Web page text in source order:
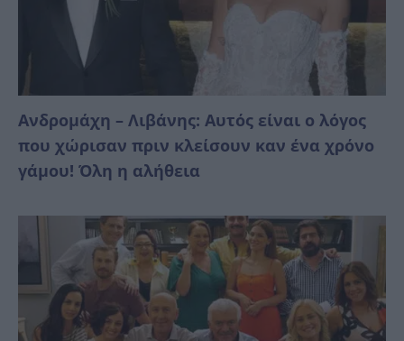
Ανδρομάχη – Λιβάνης: Αυτός είναι ο λόγος
που χώρισαν πριν κλείσουν καν ένα χρόνο
γάμου! Όλη η αλήθεια